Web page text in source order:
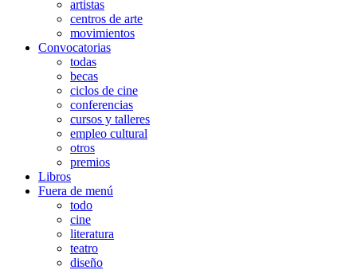
artistas
centros de arte
movimientos
Convocatorias
todas
becas
ciclos de cine
conferencias
cursos y talleres
empleo cultural
otros
premios
Libros
Fuera de menú
todo
cine
literatura
teatro
diseño